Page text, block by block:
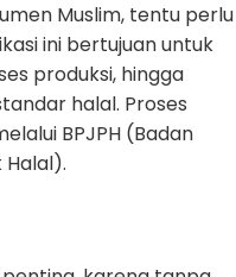
Muslim, tentu perlu
ini bertujuan untuk
produksi, hingga
halal. Proses
BPJPH (Badan